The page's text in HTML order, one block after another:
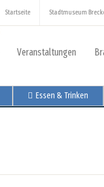
Startseite Stadtmuseum
Veranstaltungen
Essen & Trinken